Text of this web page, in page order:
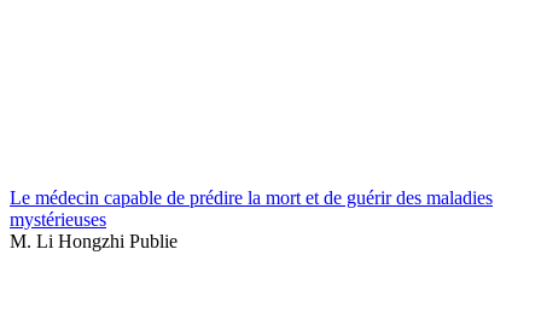
Le médecin capable de prédire la mort et de guérir des maladies
mystérieuses
M. Li Hongzhi Publie